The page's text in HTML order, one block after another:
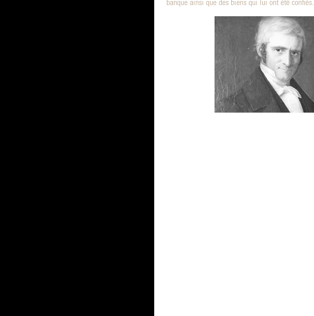
banque ainsi que des biens qui lui ont été confiés.